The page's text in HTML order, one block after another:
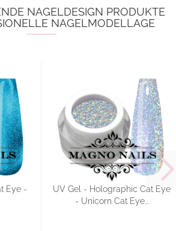
NAGELDESIGN PRODUKTE
NAGELMODELLAGE
Eye -
UV Gel - Holographic Cat Eye
- Unicorn Cat Eye...